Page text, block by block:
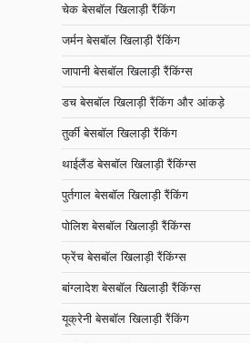
चेक बेसबॉल खिलाड़ी रैंकिंग
जर्मन बेसबॉल खिलाड़ी रैंकिंग
जापानी बेसबॉल खिलाड़ी रैंकिंग्स
डच बेसबॉल खिलाड़ी रैंकिंग और आंकड़े
तुर्की बेसबॉल खिलाड़ी रैंकिंग
थाईलैंड बेसबॉल खिलाड़ी रैंकिंग्स
पुर्तगाल बेसबॉल खिलाड़ी रैंकिंग
पोलिश बेसबॉल खिलाड़ी रैंकिंग्स
फ्रेंच बेसबॉल खिलाड़ी रैंकिंग्स
बांग्लादेश बेसबॉल खिलाड़ी रैंकिंग्स
यूक्रेनी बेसबॉल खिलाड़ी रैंकिंग